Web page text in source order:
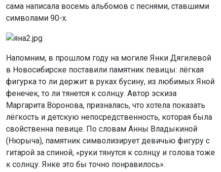
сама написала восемь альбомов с песнями, ставшими
символами 90-х.
Напомним, в прошлом году на могиле Янки Дягилевой
в Новосибирске поставили памятник певицы: лёгкая
фигурка то ли держит в руках бусину, из любимых Яной
фенечек, то ли тянется к солнцу. Автор эскиза
Маргарита Воронова, призналась, что хотела показать
лёгкость и детскую непосредственность, которая была
свойственна певице. По словам Анны Владыкиной
(Нюрыча), памятник символизирует девичью фигуру с
гитарой за спиной, «руки тянутся к солнцу и голова тоже
к солнцу. Янке это бы точно понравилось».